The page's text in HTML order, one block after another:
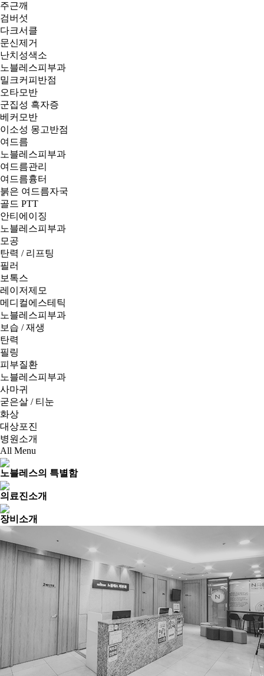
주근깨
검버섯
다크서클
문신제거
난치성색소
노블레스피부과
밀크커피반점
오타모반
군집성 흑자증
베커모반
이소성 몽고반점
여드름
노블레스피부과
여드름관리
여드름흉터
붉은 여드름자국
골드 PTT
안티에이징
노블레스피부과
모공
탄력 / 리프팅
필러
보톡스
레이저제모
메디컬에스테틱
노블레스피부과
보습 / 재생
탄력
필링
피부질환
노블레스피부과
사마귀
굳은살 / 티눈
화상
대상포진
병원소개
All Menu
노블레스의 특별함
의료진소개
장비소개